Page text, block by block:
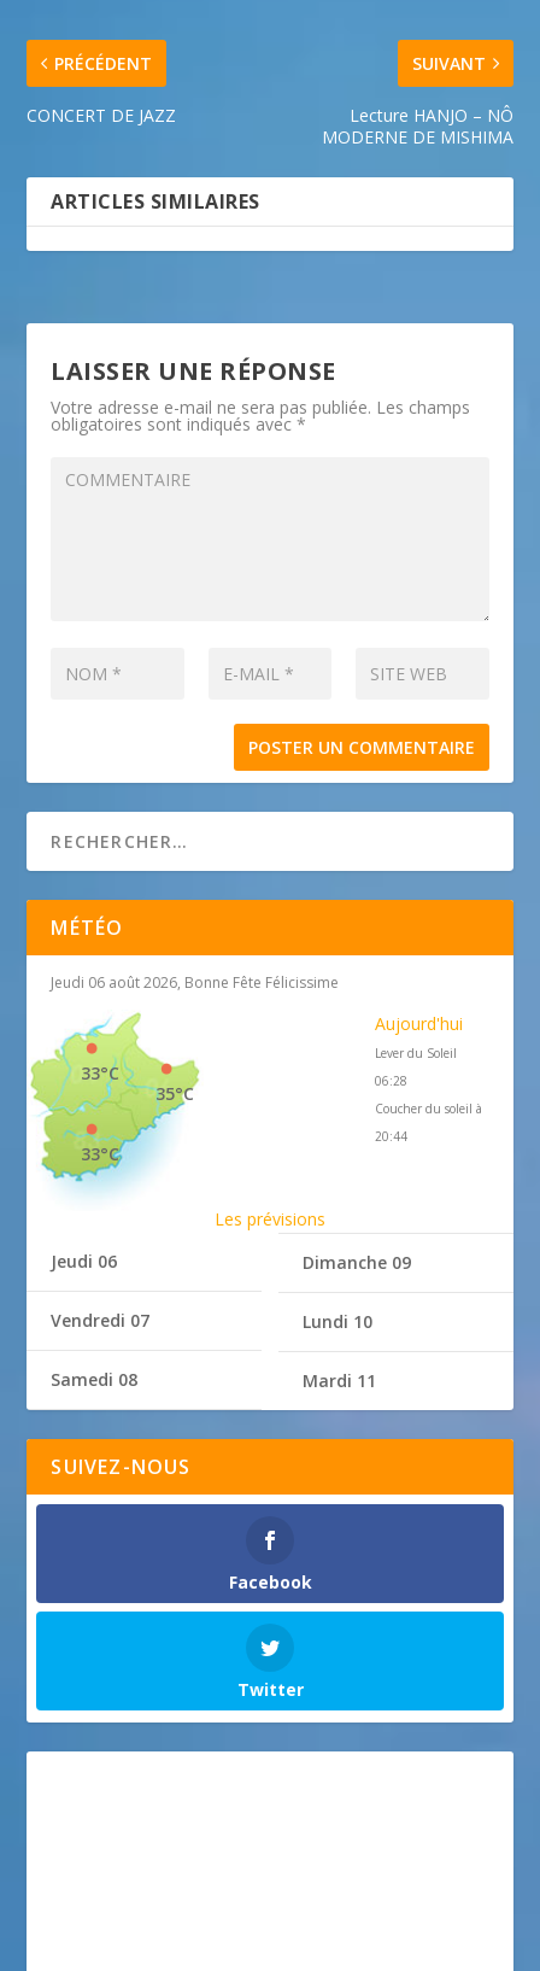
PRÉCÉDENT
CONCERT DE JAZZ
SUIVANT
Lecture HANJO – NÔ
MODERNE DE MISHIMA
ARTICLES SIMILAIRES
LAISSER UNE RÉPONSE
Votre adresse e-mail ne sera pas publiée. Les champs
obligatoires sont indiqués avec*
MÉTÉO
Jeudi 06 août 2026, Bonne Fête Félicissime
35°C
33°C
33°C
Aujourd'hui
Lever du Soleil
06:28
Coucher du soleil à
20:44
Les prévisions
Jeudi 06
Vendredi 07
Samedi 08
Dimanche 09
Lundi 10
Mardi 11
SUIVEZ-NOUS
Facebook
Twitter